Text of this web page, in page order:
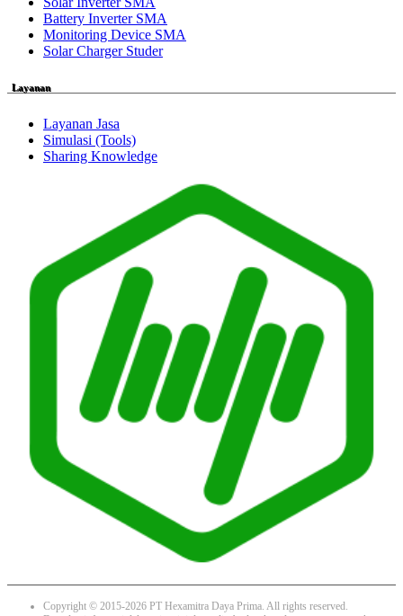
Battery Inverter SMA
Monitoring Device SMA
Solar Charger Studer
Layanan
Layanan Jasa
Simulasi (Tools)
Sharing Knowledge
Copyright © 2015-2026 PT Hexamitra Daya Prima. All rights reserved.